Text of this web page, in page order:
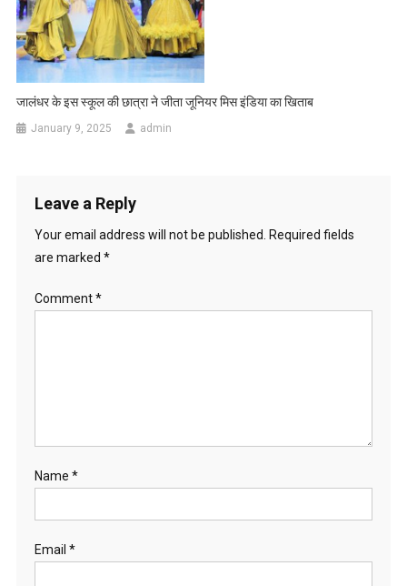
जालंधर के इस स्कूल की छात्रा ने जीता जूनियर मिस इंडिया का खिताब
January 9, 2025 admin
Leave a Reply
Your email address will not be published.
Required fields
are marked *
Comment*
Name *
Email *